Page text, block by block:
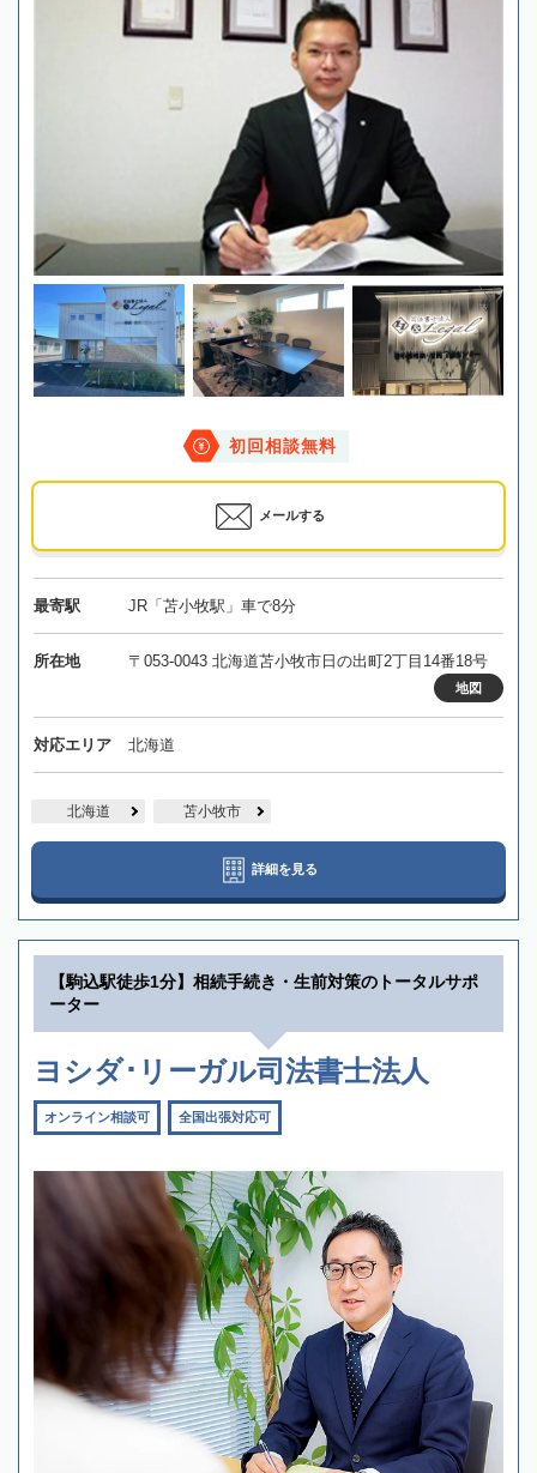
初回相談無料
メールする
最寄駅 JR「苫小牧駅」車で8分
所在地 〒053-0043 北海道苫小牧市日の出町2丁目14番18号
地図
対応エリア 北海道
北海道 苫小牧市
詳細を見る
【駒込駅徒歩1分】相続手続き・生前対策のトータルサポ
ーター
ヨシダ･リーガル司法書士法人
オンライン相談可 全国出張対応可